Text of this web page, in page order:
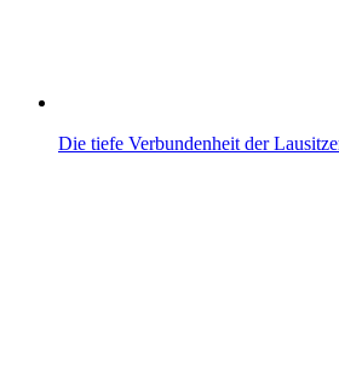
Die tiefe Verbundenheit der